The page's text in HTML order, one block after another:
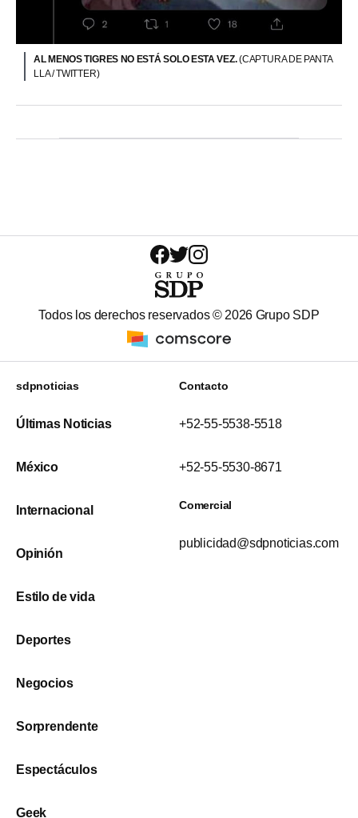
AL MENOS TIGRES NO ESTÁ SOLO ESTA VEZ.(CAPTURA DE PANTA
LLA / TWITTER)
Todos los derechos reservados © 2026 Grupo SDP
sdpnoticias
Últimas Noticias
México
Internacional
Opinión
Estilo de vida
Deportes
Negocios
Sorprendente
Espectáculos
Geek
Contacto
+52-55-5538-5518
+52-55-5530-8671
Comercial
publicidad@sdpnoticias.com